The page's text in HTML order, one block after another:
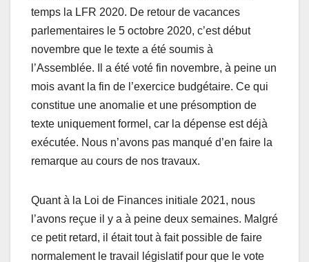
temps la LFR 2020. De retour de vacances
parlementaires le 5 octobre 2020, c’est début
novembre que le texte a été soumis à
l’Assemblée. Il a été voté fin novembre, à peine un
mois avant la fin de l’exercice budgétaire. Ce qui
constitue une anomalie et une présomption de
texte uniquement formel, car la dépense est déjà
exécutée. Nous n’avons pas manqué d’en faire la
remarque au cours de nos travaux.
Quant à la Loi de Finances initiale 2021, nous
l’avons reçue il y a à peine deux semaines. Malgré
ce petit retard, il était tout à fait possible de faire
normalement le travail législatif pour que le vote